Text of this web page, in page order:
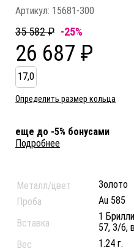
Артикул: 15681-300
35 582 ₽ -25%
26 687 ₽
17,0
Определить размер кольца
еще до -5% бонусами
Подробнее
Металл/цвет
Золото
Проба
Au 585
Вставка
1
57, 3/6,
Вес
1.24 г.